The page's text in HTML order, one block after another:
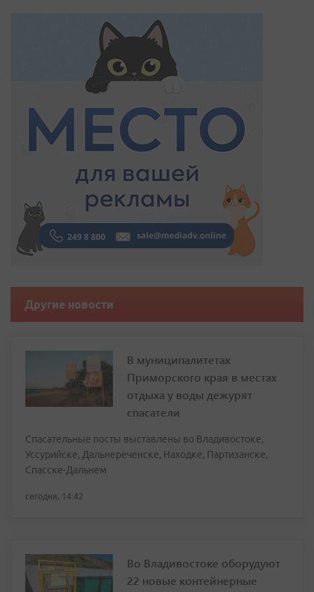
Другие новости
В муниципалитетах
Приморского края в местах
отдыха у воды дежурят
спасатели
Спасательные посты выставлены во Владивостоке,
Уссурийске, Дальнереченске, Находке, Партизанске,
Спасске-Дальнем
сегодня, 14:42
Во Владивостоке оборудуют
22 новые контейнерные